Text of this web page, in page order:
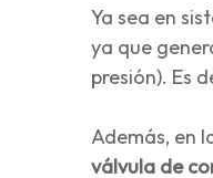
Ya sea en
ya que
presión). Es
Además, en
válvula de